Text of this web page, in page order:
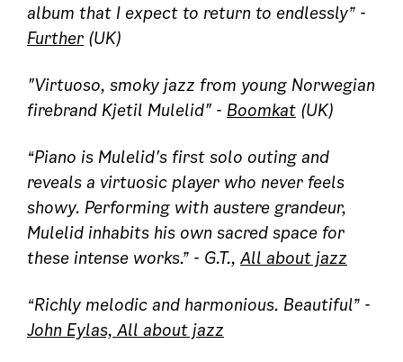
album that I expect to return to endlessly” -
Further (UK)
"Virtuoso, smoky jazz from young Norwegian
firebrand Kjetil Mulelid" - Boomkat (UK)
“Piano is Mulelid's first solo outing and
reveals a virtuosic player who never feels
showy. Performing with austere grandeur,
Mulelid inhabits his own sacred space for
these intense works.” - G.T., All about jazz
“Richly melodic and harmonious. Beautiful” -
John Eylas, All about jazz